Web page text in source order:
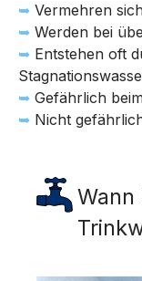
➥ Vermehren
➥ Werden bei
➥ Entstehen oft
➥ Gefährlich
➥ Nicht
Wann